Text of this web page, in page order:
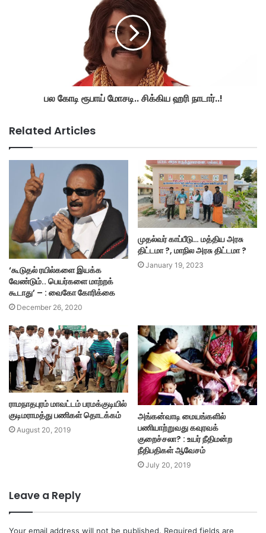
பல கோடி ரூபாய் மோசடி.. சிக்கிய ஹரி நாடார்..!
Related Articles
‘கூடுதல் ரயில்களை இயக்க
வேண்டும்.. பெயர்களை மாற்றக்
கூடாது’ – : வைகோ கோரிக்கை
December 26, 2020
முதல்வர் காப்பீடு… மத்திய அரசு
திட்டமா ?, மாநில அரசு திட்டமா ?
January 19, 2023
ராமநாதபுரம் மாவட்டம் பரமக்குடியில்
குடிமராமத்து பணிகள் தொடக்கம்
August 20, 2019
அங்கன்வாடி மையங்களில்
பணியாற்றுவது கவுரவக்
குறைச்சலா? : உயர் நீதிமன்ற
நீதிபதிகள் ஆவேசம்
July 20, 2019
Leave a Reply
Your email address will not be published. Required fields are